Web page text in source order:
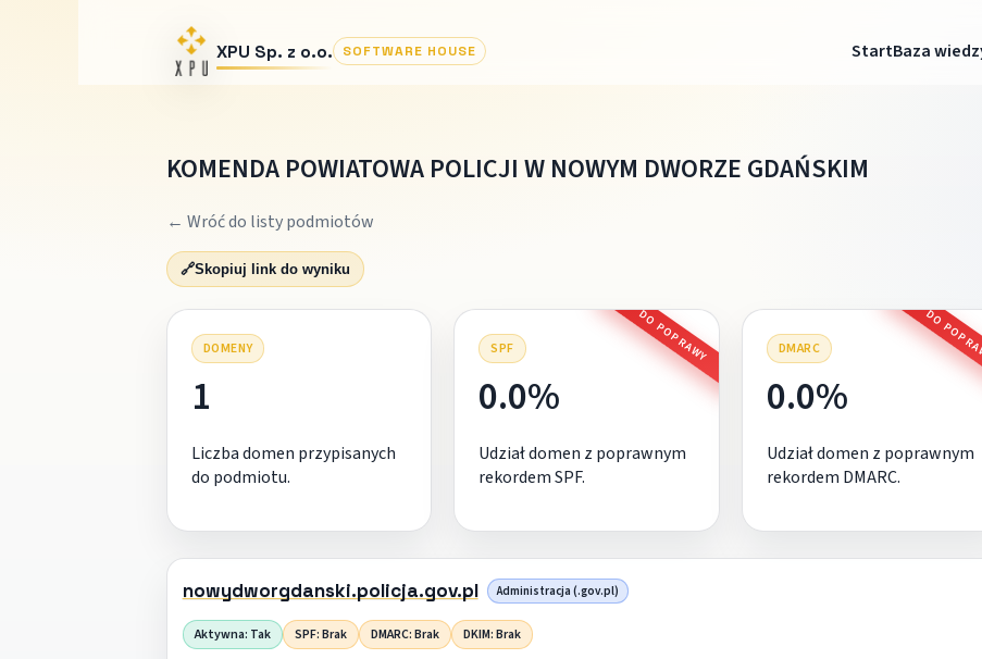
XPU Sp. z o.o. SOFTWARE HOUSE StartBaza
KOMENDA POWIATOWA POLICJI W NOWYM DWORZE GDAŃSKIM
← Wróć do listy podmiotów
🔗Skopiuj link do wyniku
DOMENY
1
Liczba domen przypisanych
do podmiotu.
SPF DO POPRAWY
0.0%
Udział domen z poprawnym
rekordem SPF.
DMARC DO
0.0%
Udział domen z poprawnym
rekordem DMARC.
nowydworgdanski.policja.gov.pl Administracja (.gov.pl)
Aktywna: Tak SPF: Brak DMARC: Brak DKIM: Brak